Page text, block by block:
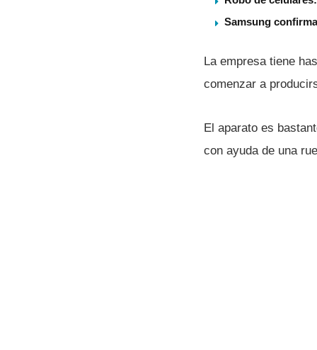
Samsung
La empresa tiene
comenzar a
El aparato es
con ayuda de una